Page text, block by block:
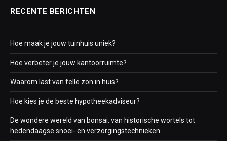
RECENTE BERICHTEN
Hoe maak je jouw tuinhuis uniek?
Hoe verbeter je jouw kantoorruimte?
Waarom last van felle zon in huis?
Hoe kies je de beste hypotheekadviseur?
De wondere wereld van bonsai: van historische wortels tot
hedendaagse snoei- en verzorgingstechnieken